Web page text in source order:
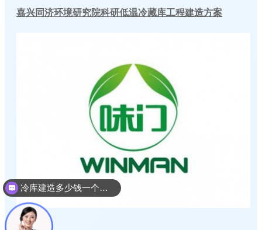
嘉兴同济环境研究院科研低温冷藏库工程建造方案
冷库建造多少钱一个平方